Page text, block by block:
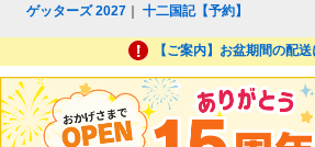
ゲッターズ 2027 ｜十二国記【予約】
【ご案内】お盆期間の配